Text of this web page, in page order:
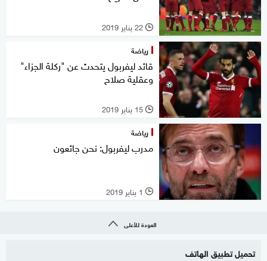
l 22 يناير 2019
رياضة
قائد ليفربول يتحدث عن "ركلة الجزاء"
وعقلية صلاح
l 15 يناير 2019
رياضة
مدرب ليفربول: نحن جائعون
l 1 يناير 2019
العودة للأعلى
تحميل تطبيق الهاتف